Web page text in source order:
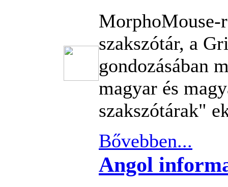
MorphoMouse-
szakszótár, a
gondozásában
magyar és
szakszótárak"
Bővebben...
Angol